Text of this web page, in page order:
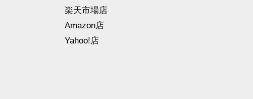
楽天市場店
Amazon店
Yahoo!店